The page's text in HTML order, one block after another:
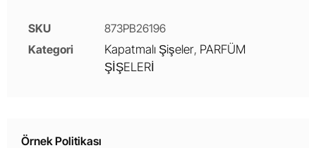
SKU
873PB26196
Kategori
Kapatmalı Şişeler, PARFÜM
ŞİŞELERİ
Örnek Politikası